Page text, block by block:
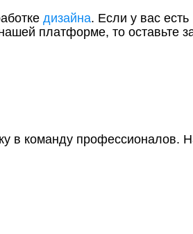
дизайна. Если у вас
платформе, то оставьте
в команду профессионалов.